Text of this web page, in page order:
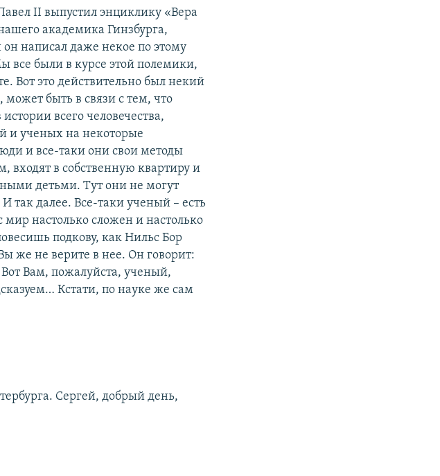
II выпустил энциклику «Вера
академика Гинзбурга,
он написал даже некое по этому
все были в курсе этой полемики,
Вот это действительно был некий
может быть в связи с тем, что
всего человечества,
и ученых на некоторые
и все-таки они свои методы
входят в собственную квартиру и
детьми. Тут они не могут
так далее. Все-таки ученый – есть
настолько сложен и настолько
подкову, как Нильс Бор
же не верите в нее. Он говорит:
Вам, пожалуйста, ученый,
Кстати, по науке же сам
Сергей, добрый день,